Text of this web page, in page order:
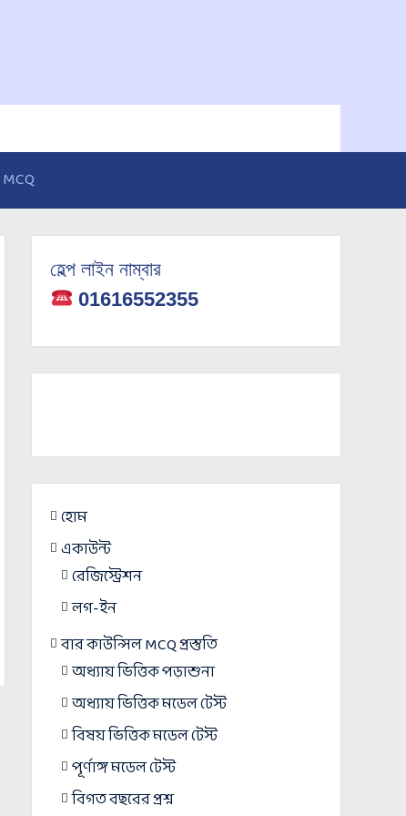
হেল্প লাইন নাম্বার
01616552355
হোম
একাউন্ট
রেজিস্ট্রেশন
লগ-ইন
বার কাউন্সিল MCQ প্রস্তুতি
অধ্যায় ভিত্তিক পড়াশুনা
অধ্যায় ভিত্তিক মডেল টেস্ট
বিষয় ভিত্তিক মডেল টেস্ট
পূর্ণাঙ্গ মডেল টেস্ট
বিগত বছরের প্রশ্ন